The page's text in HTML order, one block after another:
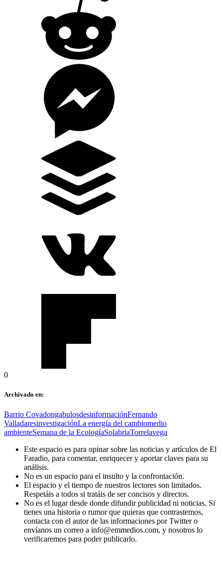
0
Archivado en:
Barrio CovadongabulosdesinformaciónFernando
ValladaresinvestigaciónLa energía del cambiomedio
ambienteSemana de la EcologíaSolabriaTorrelavega
Este espacio es para opinar sobre las noticias y artículos de El
Faradio, para comentar, enriquecer y aportar claves para su
análisis.
No es un espacio para el insulto y la confrontación.
El espacio y el tiempo de nuestros lectores son limitados.
Respetáis a todos si tratáis de ser concisos y directos.
No es el lugar desde donde difundir publicidad ni noticias. Si
tienes una historia o rumor que quieras que contrastemos,
contacta con el autor de las informaciones por Twitter o
envíanos un correo a info@emmedios.com, y nosotros lo
verificaremos para poder publicarlo.